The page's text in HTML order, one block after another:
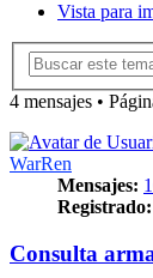
Vista para
4 mensajes •
WarRen
Mensajes:
Registrado:
Consulta